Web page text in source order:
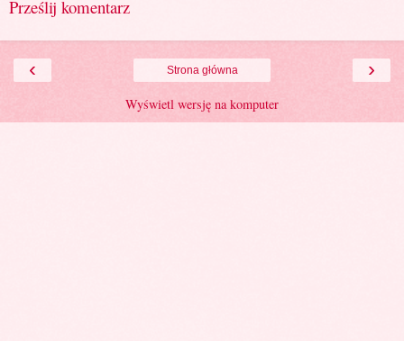
Prześlij komentarz
‹ ›
Strona główna
Wyświetl wersję na komputer